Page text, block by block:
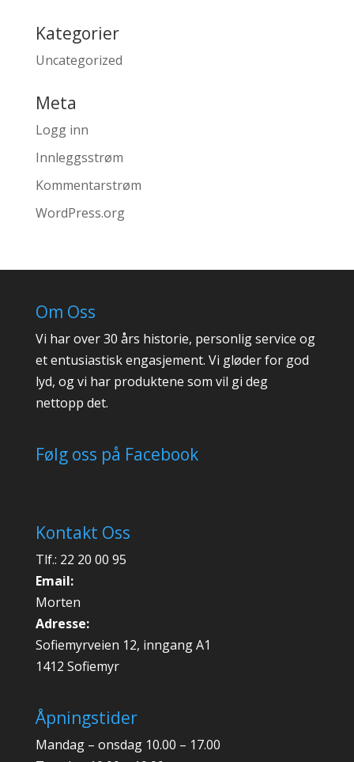
Kategorier
Uncategorized
Meta
Logg inn
Innleggsstrøm
Kommentarstrøm
WordPress.org
Om Oss
Vi har over 30 års historie, personlig service og
et entusiastisk engasjement. Vi gløder for god
lyd, og vi har produktene som vil gi deg
nettopp det.
Følg oss på Facebook
Kontakt Oss
Tlf.: 22 20 00 95
Email:
Morten
Adresse:
Sofiemyrveien 12, inngang A1
1412 Sofiemyr
Åpningstider
Mandag – onsdag 10.00 – 17.00